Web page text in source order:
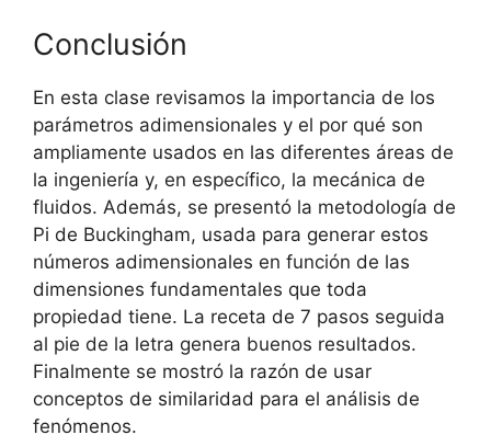
Conclusión
En esta clase revisamos la importancia de los
parámetros adimensionales y el por qué son
ampliamente usados en las diferentes áreas de
la ingeniería y, en específico, la mecánica de
fluidos. Además, se presentó la metodología de
Pi de Buckingham, usada para generar estos
números adimensionales en función de las
dimensiones fundamentales que toda
propiedad tiene. La receta de 7 pasos seguida
al pie de la letra genera buenos resultados.
Finalmente se mostró la razón de usar
conceptos de similaridad para el análisis de
fenómenos.